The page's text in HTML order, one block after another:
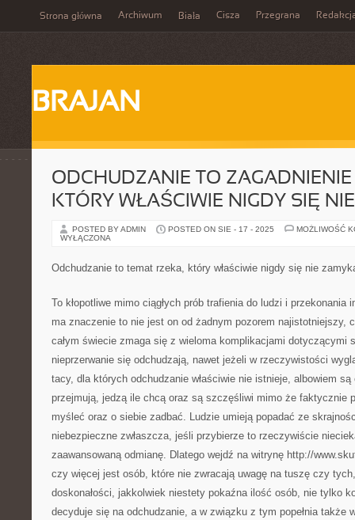
Strona główna Archiwum Biała Cisza Przegrana
BRAJAN
ODCHUDZANIE TO
KTÓRY WŁAŚCIWIE NIGDY SIĘ
POSTED BY ADMIN POSTED ON SIE - 17 - 2025
MOŻLIWOŚĆ
WYŁĄCZONA
Odchudzanie to temat rzeka, który właściwie nigdy się nie
To kłopotliwe mimo ciągłych prób trafienia do ludzi i przekonania
ma znaczenie to nie jest on od żadnym pozorem najistotniejszy,
całym świecie zmaga się z wieloma komplikacjami dotyczącymi
nieprzerwanie się odchudzają, nawet jeżeli w rzeczywistości
tacy, dla których odchudzanie właściwie nie istnieje, albowiem
przejmują, jedzą ile chcą oraz są szczęśliwi mimo że faktycznie
myśleć oraz o siebie zadbać. Ludzie umieją popadać ze
niebezpieczne zwłaszcza, jeśli przybierze to rzeczywiście
zaawansowaną odmianę. Dlatego wejdź na witrynę http://
czy więcej jest osób, które nie zwracają uwagę na tuszę czy
doskonałości, jakkolwiek niestety pokaźna ilość osób, nie tylko
decyduje się na odchudzanie, a w związku z tym popełnia także